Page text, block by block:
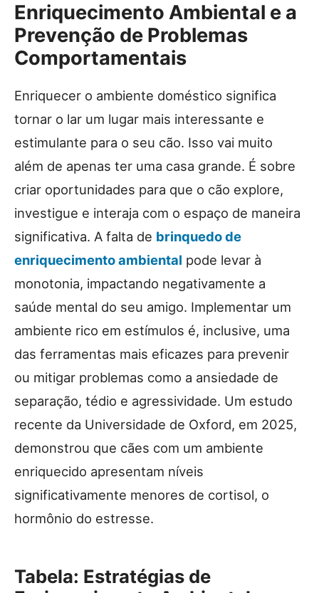
Enriquecimento Ambiental e a
Prevenção de Problemas
Comportamentais
Enriquecer o ambiente doméstico significa
tornar o lar um lugar mais interessante e
estimulante para o seu cão. Isso vai muito
além de apenas ter uma casa grande. É sobre
criar oportunidades para que o cão explore,
investigue e interaja com o espaço de maneira
significativa. A falta de brinquedo de
enriquecimento ambiental pode levar à
monotonia, impactando negativamente a
saúde mental do seu amigo. Implementar um
ambiente rico em estímulos é, inclusive, uma
das ferramentas mais eficazes para prevenir
ou mitigar problemas como a ansiedade de
separação, tédio e agressividade. Um estudo
recente da Universidade de Oxford, em 2025,
demonstrou que cães com um ambiente
enriquecido apresentam níveis
significativamente menores de cortisol, o
hormônio do estresse.
Tabela: Estratégias de